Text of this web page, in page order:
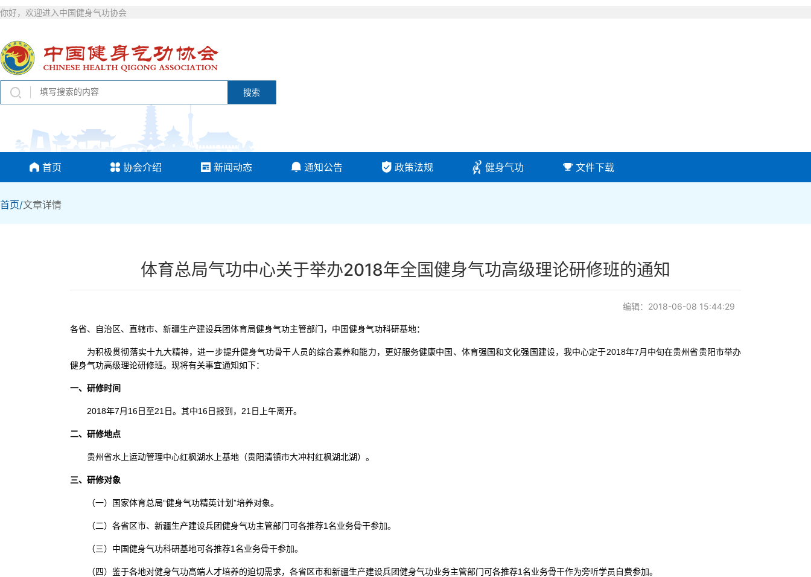
你好，欢迎进入中国健身气功协会
搜索
首页 协会介绍 新闻动态 通知公告 政策法规 健身气功 文件下载
首页/文章详情
体育总局气功中心关于举办2018年全国健身气功高级理论研修班的通知
编辑：2018-06-08 15:44:29
各省、自治区、直辖市、新疆生产建设兵团体育局健身气功主管部门，中国健身气功科研基地：
为积极贯彻落实十九大精神，进一步提升健身气功骨干人员的综合素养和能力，更好服务健康中国、体育强国和文化强国建设，我中心定于2018年7月中旬在贵州省贵阳市举办
健身气功高级理论研修班。现将有关事宜通知如下：
一、研修时间
2018年7月16日至21日。其中16日报到，21日上午离开。
二、研修地点
贵州省水上运动管理中心红枫湖水上基地（贵阳清镇市大冲村红枫湖北湖）。
三、研修对象
（一）国家体育总局“健身气功精英计划”培养对象。
（二）各省区市、新疆生产建设兵团健身气功主管部门可各推荐1名业务骨干参加。
（三）中国健身气功科研基地可各推荐1名业务骨干参加。
（四）鉴于各地对健身气功高端人才培养的迫切需求，各省区市和新疆生产建设兵团健身气功业务主管部门可各推荐1名业务骨干作为旁听学员自费参加。